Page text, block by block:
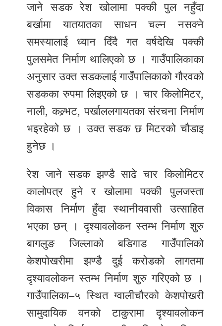
जाने सडक रेश खोलामा पक्की पुल नहुँदा
बर्खामा यातयातका साधन चल्न नसक्ने
समस्यालाई ध्यान दिँदै गत वर्षदेखि पक्की
पुलसमेत निर्माण थालिएको छ । गाउँपालिकाका
अनुसार उक्त सडकलाई गाउँपालिकाको गौरवको
सडकका रुपमा लिइएको छ । चार किलोमिटर,
नाली, कल्र्भट, पर्खाललगायतका संरचना निर्माण
भइरहेको छ । उक्त सडक छ मिटरको चौडाइ
हुनेछ ।
रेश जाने सडक झण्डै साढे चार किलोमिटर
कालोपत्र हुने र खोलामा पक्की पुलजस्ता
विकास निर्माण हुँदा स्थानीयवासी उत्साहित
भएका छन् । दृश्यावलोकन स्तम्भ निर्माण शुरु
बागलुङ जिल्लाको बडिगाड गाउँपालिको
केशपोखरीमा झण्डै दुई करोडको लागतमा
दृश्यावलोकन स्तम्भ निर्माण शुरु गरिएको छ ।
गाउँपालिका–५ स्थित ग्वालीचौरको केशपोखरी
सामुदायिक वनको टाकुरामा दृश्यावलोकन